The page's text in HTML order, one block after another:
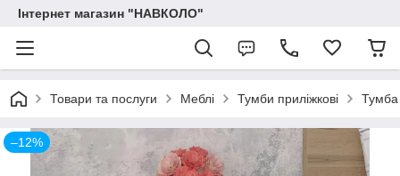
Інтернет магазин "НАВКОЛО"
Товари та послуги Меблі Тумби приліжкові Тумба
–12%